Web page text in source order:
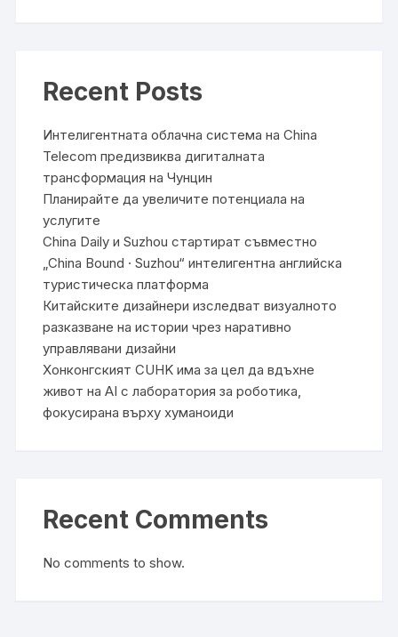
Recent Posts
Интелигентната облачна система на China
Telecom предизвиква дигиталната
трансформация на Чунцин
Планирайте да увеличите потенциала на
услугите
China Daily и Suzhou стартират съвместно
„China Bound · Suzhou“ интелигентна английска
туристическа платформа
Китайските дизайнери изследват визуалното
разказване на истории чрез наративно
управлявани дизайни
Хонконгският CUHK има за цел да вдъхне
живот на AI с лаборатория за роботика,
фокусирана върху хуманоиди
Recent Comments
No comments to show.